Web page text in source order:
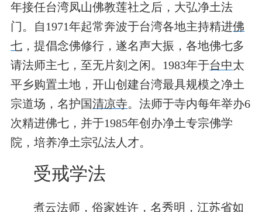
年接任台湾凤山佛教莲社之后，大弘净土法
门。自1971年起常奔波于台湾各地主持精进佛
七 ，提倡念佛修行，遂名声大振，各地佛七多
请法师主七，至无片刻之闲。1983年于台中太
平乡购置土地，开山创建台湾最具规模之净土
宗道场，名护国清凉寺。法师于寺内每年举办6
次精进佛七，并于1985年创办净土专宗佛学
院，培养净土宗弘法人才。
受戒学法
煮云法师，俗家姓许，名秀明，江苏省如